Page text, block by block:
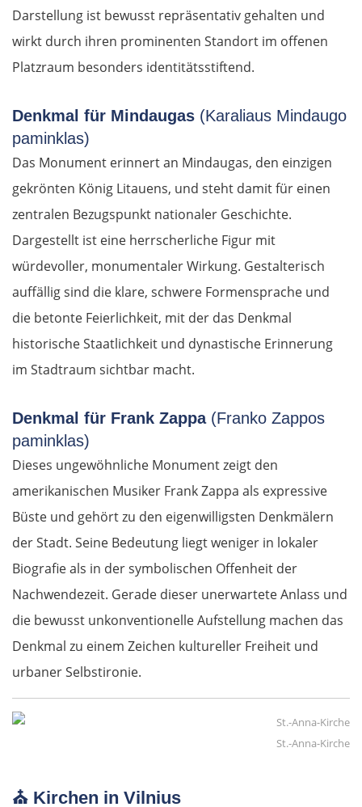
Darstellung ist bewusst repräsentativ gehalten und
wirkt durch ihren prominenten Standort im offenen
Platzraum besonders identitätsstiftend.
Denkmal für Mindaugas (Karaliaus Mindaugo
paminklas)
Das Monument erinnert an Mindaugas, den einzigen
gekrönten König Litauens, und steht damit für einen
zentralen Bezugspunkt nationaler Geschichte.
Dargestellt ist eine herrscherliche Figur mit
würdevoller, monumentaler Wirkung. Gestalterisch
auffällig sind die klare, schwere Formensprache und
die betonte Feierlichkeit, mit der das Denkmal
historische Staatlichkeit und dynastische Erinnerung
im Stadtraum sichtbar macht.
Denkmal für Frank Zappa (Franko Zappos
paminklas)
Dieses ungewöhnliche Monument zeigt den
amerikanischen Musiker Frank Zappa als expressive
Büste und gehört zu den eigenwilligsten Denkmälern
der Stadt. Seine Bedeutung liegt weniger in lokaler
Biografie als in der symbolischen Offenheit der
Nachwendezeit. Gerade dieser unerwartete Anlass und
die bewusst unkonventionelle Aufstellung machen das
Denkmal zu einem Zeichen kultureller Freiheit und
urbaner Selbstironie.
St.-Anna-Kirche
⛪ Kirchen in Vilnius